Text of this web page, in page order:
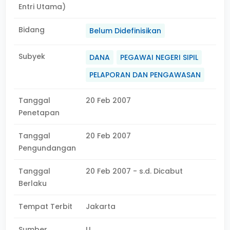
Entri Utama)
Bidang Belum Didefinisikan
Subyek DANA
PEGAWAI NEGERI SIPIL
PELAPORAN DAN PENGAWASAN
Tanggal
Penetapan
20 Feb 2007
Tanggal
Pengundangan
20 Feb 2007
Tanggal
Berlaku
20 Feb 2007 - s.d. Dicabut
Tempat Terbit Jakarta